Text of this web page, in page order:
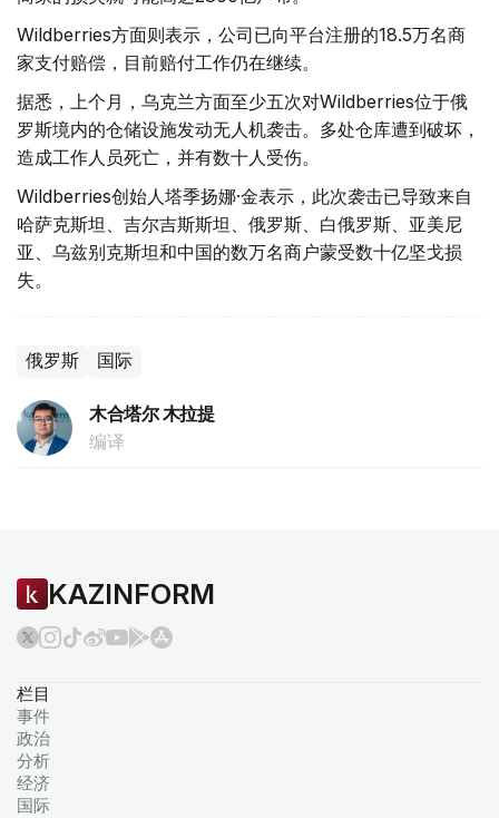
Wildberries方面则表示，公司已向平台注册的18.5万名商
家支付赔偿，目前赔付工作仍在继续。
据悉，上个月，乌克兰方面至少五次对Wildberries位于俄
罗斯境内的仓储设施发动无人机袭击。多处仓库遭到破坏，
造成工作人员死亡，并有数十人受伤。
Wildberries创始人塔季扬娜·金表示，此次袭击已导致来自
哈萨克斯坦、吉尔吉斯斯坦、俄罗斯、白俄罗斯、亚美尼
亚、乌兹别克斯坦和中国的数万名商户蒙受数十亿坚戈损
失。
俄罗斯 国际
木合塔尔 木拉提
编译
KAZINFORM
栏目
事件
政治
分析
经济
国际